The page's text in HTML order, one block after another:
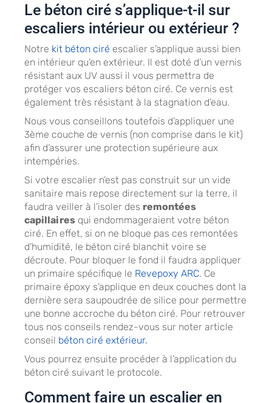
Le béton ciré s’applique-t-il sur
escaliers intérieur ou extérieur ?
Notre kit béton ciré escalier s’applique aussi bien
en intérieur qu’en extérieur. Il est doté d’un vernis
résistant aux UV aussi il vous permettra de
protéger vos escaliers béton ciré. Ce vernis est
également très résistant à la stagnation d’eau.
Nous vous conseillons toutefois d’appliquer une
3ème couche de vernis (non comprise dans le kit)
afin d’assurer une protection supérieure aux
intempéries.
Si votre escalier n’est pas construit sur un vide
sanitaire mais repose directement sur la terre, il
faudra veiller à l’isoler des remontées
capillaires qui endommageraient votre béton
ciré. En effet, si on ne bloque pas ces remontées
d’humidité, le béton ciré blanchit voire se
décroute. Pour bloquer le fond il faudra appliquer
un primaire spécifique le Revepoxy ARC. Ce
primaire époxy s’applique en deux couches dont la
dernière sera saupoudrée de silice pour permettre
une bonne accroche du béton ciré. Pour retrouver
tous nos conseils rendez-vous sur noter article
conseil béton ciré extérieur.
Vous pourrez ensuite procéder à l’application du
béton ciré suivant le protocole.
Comment faire un escalier en